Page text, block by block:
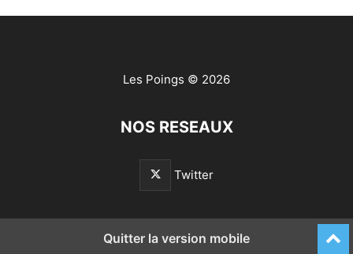
Les Poings © 2026
NOS RESEAUX
Twitter
Quitter la version mobile